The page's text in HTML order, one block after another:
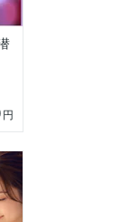
円